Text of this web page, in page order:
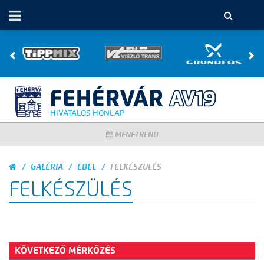
HIVATALOS HONLAP
MENETREND
GALÉRIA EBEL FELKÉSZÜLÉS
FELKÉSZÜLÉS
KÖVETKEZŐ MÉRKŐZÉS